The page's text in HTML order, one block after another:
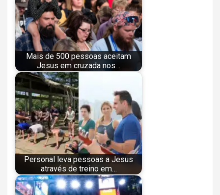
Mais de 500 pessoas aceitam
Jesus em cruzada nos…
Personal leva pessoas a Jesus
através de treino em…